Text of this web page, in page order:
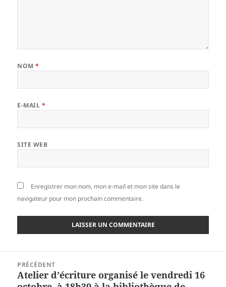
NOM*
E-MAIL *
SITE WEB
Enregistrer mon nom, mon e-mail et mon site dans le
navigateur pour mon prochain commentaire.
l’article
PRÉCÉDENT
Article
Atelier d’écriture organisé le vendredi 16